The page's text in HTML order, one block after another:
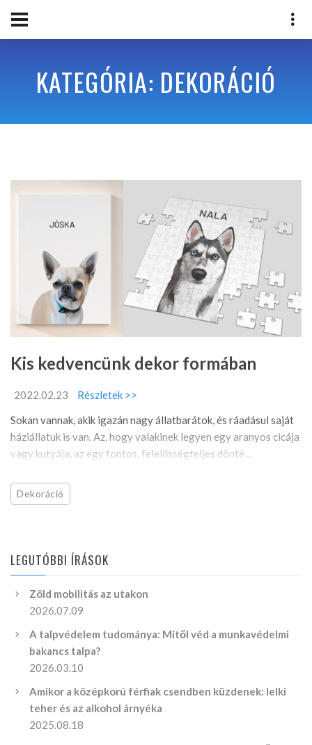
KATEGÓRIA: DEKORÁCIÓ
Kis kedvencünk dekor formában
2022.02.23
Részletek >>
Sokan vannak, akik igazán nagy állatbarátok, és ráadásul saját
háziállatuk is van. Az, hogy valakinek legyen egy aranyos cicája
vagy kutyája, az egy fontos, felelősségteljes dönté ...
Dekoráció
LEGUTÓBBI ÍRÁSOK
Zöld mobilitás az utakon
2026.07.09
A talpvédelem tudománya: Mitől véd a munkavédelmi
bakancs talpa?
2026.03.10
Amikor a középkorú férfiak csendben küzdenek: lelki
teher és az alkohol árnyéka
2025.08.18